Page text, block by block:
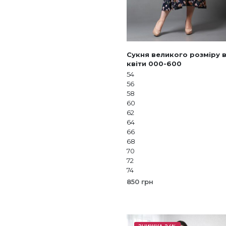
Сукня великого розміру в
квіти 000-600
54
56
58
60
62
64
66
68
70
72
74
850 грн
має